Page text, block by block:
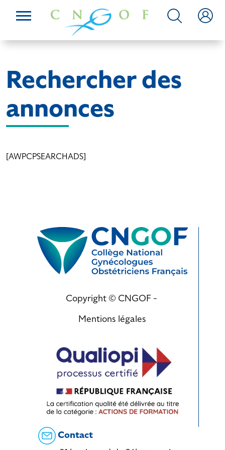
Rechercher des
annonces
[AWPCPSEARCHADS]
Copyright © CNGOF -
Mentions légales
Contact